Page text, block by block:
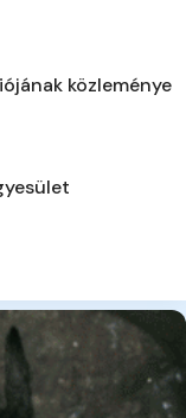
közleménye